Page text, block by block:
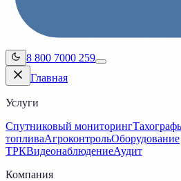
8 800 7000 259
Главная
Услуги
Спутниковый мониторинг
топливаАгроконтрольОборудование
ТРКВидеонаблюдениеАудит
Компания